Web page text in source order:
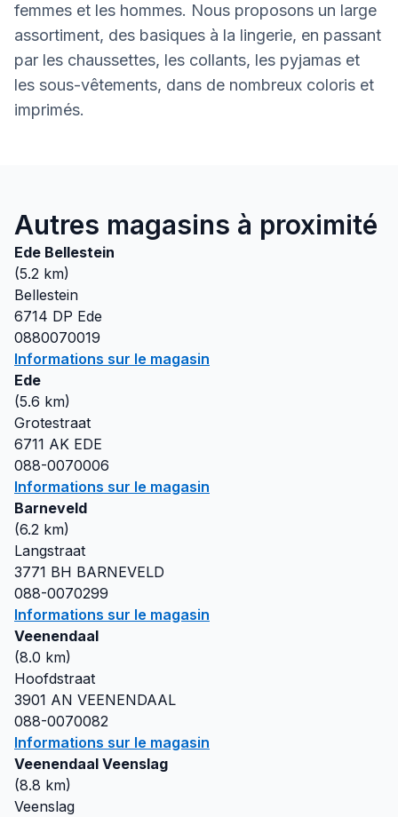
femmes et les hommes. Nous proposons un large
assortiment, des basiques à la lingerie, en passant
par les chaussettes, les collants, les pyjamas et
les sous-vêtements, dans de nombreux coloris et
imprimés.
Autres magasins à proximité
Ede Bellestein
(5.2 km)
Bellestein
6714 DP Ede
0880070019
Informations sur le magasin
Ede
(5.6 km)
Grotestraat
6711 AK EDE
088-0070006
Informations sur le magasin
Barneveld
(6.2 km)
Langstraat
3771 BH BARNEVELD
088-0070299
Informations sur le magasin
Veenendaal
(8.0 km)
Hoofdstraat
3901 AN VEENENDAAL
088-0070082
Informations sur le magasin
Veenendaal Veenslag
(8.8 km)
Veenslag